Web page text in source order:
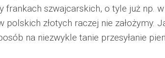
frankach szwajcarskich, o tyle już np.
polskich złotych raczej nie założymy.
na niezwykle tanie przesyłanie